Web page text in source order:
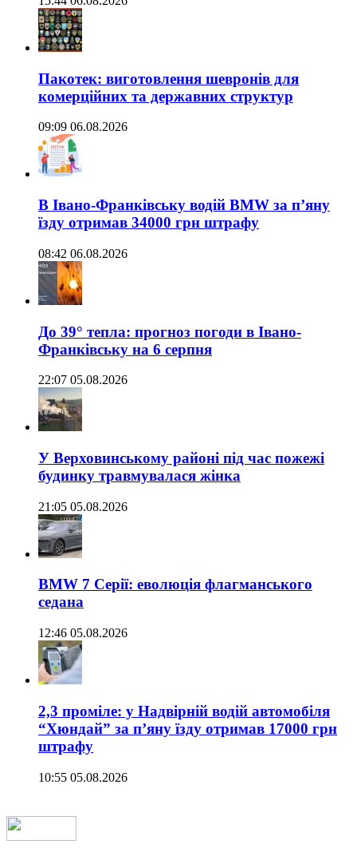
Пакотек: виготовлення шевронів для
комерційних та державних структур
09:09 06.08.2026
В Івано-Франківську водій BMW за п’яну
їзду отримав 34000 грн штрафу
08:42 06.08.2026
До 39° тепла: прогноз погоди в Івано-
Франківську на 6 серпня
22:07 05.08.2026
У Верховинському районі під час пожежі
будинку травмувалася жінка
21:05 05.08.2026
BMW 7 Серії: еволюція флагманського
седана
12:46 05.08.2026
2,3 проміле: у Надвірній водій автомобіля
“Хюндай” за п’яну їзду отримав 17000 грн
штрафу
10:55 05.08.2026